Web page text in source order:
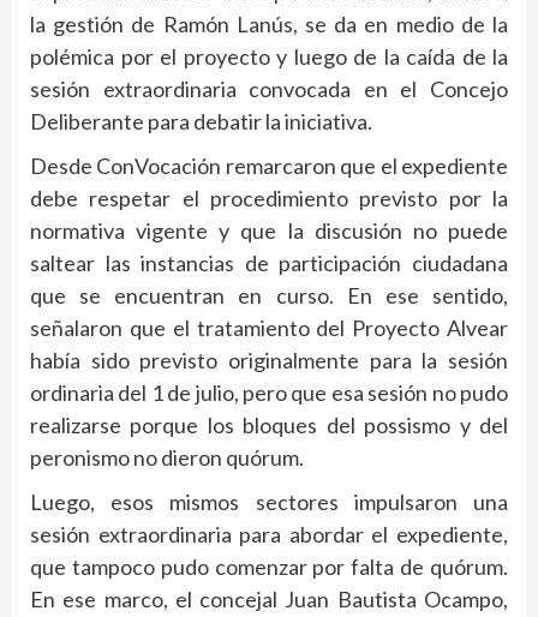
la gestión de Ramón Lanús, se da en medio de la
polémica por el proyecto y luego de la caída de la
sesión extraordinaria convocada en el Concejo
Deliberante para debatir la iniciativa.
Desde ConVocación remarcaron que el expediente
debe respetar el procedimiento previsto por la
normativa vigente y que la discusión no puede
saltear las instancias de participación ciudadana
que se encuentran en curso. En ese sentido,
señalaron que el tratamiento del Proyecto Alvear
había sido previsto originalmente para la sesión
ordinaria del 1 de julio, pero que esa sesión no pudo
realizarse porque los bloques del possismo y del
peronismo no dieron quórum.
Luego, esos mismos sectores impulsaron una
sesión extraordinaria para abordar el expediente,
que tampoco pudo comenzar por falta de quórum.
En ese marco, el concejal Juan Bautista Ocampo,